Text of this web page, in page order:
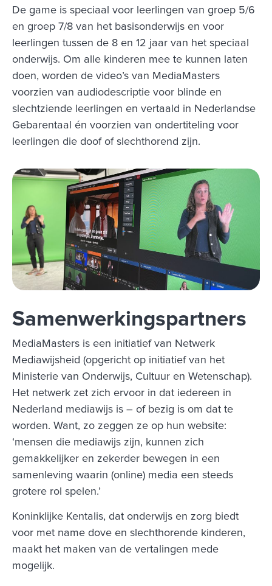
De game is speciaal voor leerlingen van groep 5/6
en groep 7/8 van het basisonderwijs en voor
leerlingen tussen de 8 en 12 jaar van het speciaal
onderwijs. Om alle kinderen mee te kunnen laten
doen, worden de video’s van MediaMasters
voorzien van audiodescriptie voor blinde en
slechtziende leerlingen en vertaald in Nederlandse
Gebarentaal én voorzien van ondertiteling voor
leerlingen die doof of slechthorend zijn.
Samenwerkingspartners
MediaMasters is een initiatief van Netwerk
Mediawijsheid (opgericht op initiatief van het
Ministerie van Onderwijs, Cultuur en Wetenschap).
Het netwerk zet zich ervoor in dat iedereen in
Nederland mediawijs is – of bezig is om dat te
worden. Want, zo zeggen ze op hun website:
‘mensen die mediawijs zijn, kunnen zich
gemakkelijker en zekerder bewegen in een
samenleving waarin (online) media een steeds
grotere rol spelen.’
Koninklijke Kentalis, dat onderwijs en zorg biedt
voor met name dove en slechthorende kinderen,
maakt het maken van de vertalingen mede
mogelijk.